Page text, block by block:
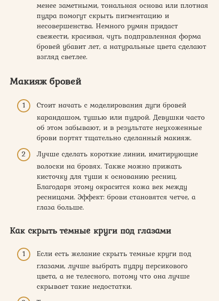
менее заметными, тональная основа или плотная
пудра помогут скрыть пигментацию и
несовершенства. Немного румян придаст
свежести, красивая, чуть подправленная форма
бровей убавит лет, а натуральные цвета сделают
взгляд светлее.
Макияж бровей
Стоит начать с моделирования дуги бровей
карандашом, тушью или пудрой. Девушки часто
об этом забывают, и в результате неухоженные
брови портят тщательно сделанный макияж.
Лучше сделать короткие линии, имитирующие
волоски на бровях. Также можно прижать
кисточку для туши к основанию ресниц.
Благодаря этому окрасится кожа век между
ресницами. Эффект: брови становятся четче, а
глаза больше.
Как скрыть темные круги под глазами
Если есть желание скрыть темные круги под
глазами, лучше выбрать пудру персикового
цвета, а не телесного, потому что она лучше
скрывает такие недостатки.